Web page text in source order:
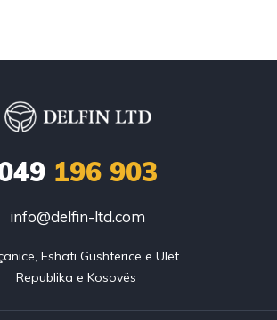
196 903
info@delfin-ltd.com
Fshati Gushtericë e Ulët